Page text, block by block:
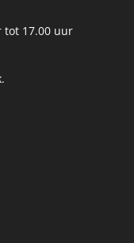
tot 17.00 uur